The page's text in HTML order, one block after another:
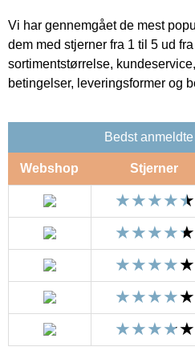
Vi har gennemgået de mest
dem med stjerner fra 1 til 5 ud
sortimentstørrelse,
betingelser, leveringsformer og
Bedst
Webshop Stjerner